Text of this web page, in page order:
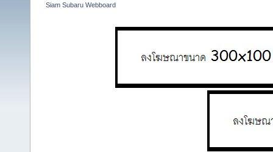
Siam Subaru Webboard